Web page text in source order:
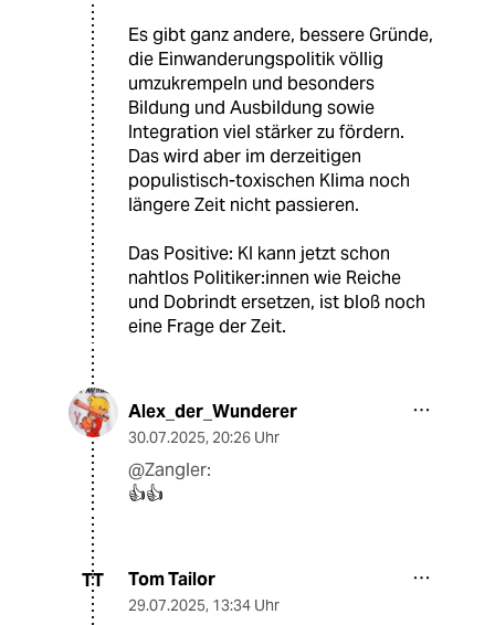
Es gibt ganz andere, bessere Gründe,
die Einwanderungspolitik völlig
umzukrempeln und besonders
Bildung und Ausbildung sowie
Integration viel stärker zu fördern.
Das wird aber im derzeitigen
populistisch-toxischen Klima noch
längere Zeit nicht passieren.
Das Positive: KI kann jetzt schon
nahtlos Politiker:innen wie Reiche
und Dobrindt ersetzen, ist bloß noch
eine Frage der Zeit.
Alex_der_Wunderer
30.07.2025, 20:26 Uhr
@Zangler:
👍👍
TT Tom Tailor
29.07.2025, 13:34 Uhr